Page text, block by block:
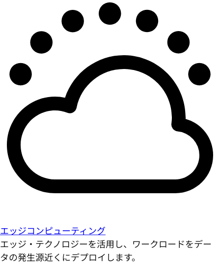
エッジコンピューティング
エッジ・テクノロジーを活用し、ワークロードをデー
タの発生源近くにデプロイします。